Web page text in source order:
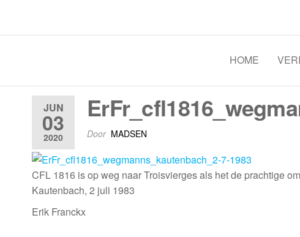
Spoorgroep Luxemburg
HOME
JUN
03
2020 Door MADSEN
CFL 1816 is op weg naar Troisvierges als het de prachtige
Kautenbach, 2 juli 1983
Erik Franckx